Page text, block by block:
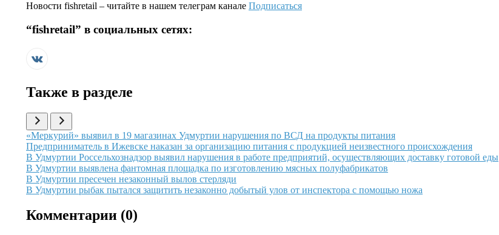
Новости fishretail – читайте в нашем телеграм канале Подписаться
“fishretail” в социальных сетях:
Также в разделе
Иллюстрация новости
«Меркурий» выявил в 19 магазинах Удмуртии нарушения по ВСД на продукты питания
Иллюстрация новости
Предприниматель в Ижевске наказан за организацию питания с продукцией неизвестного происхождения
Иллюстрация новости
В Удмуртии Россельхознадзор выявил нарушения в работе предприятий, осуществляющих доставку готовой еды
Иллюстрация новости
В Удмуртии выявлена фантомная площадка по изготовлению мясных полуфабрикатов
Иллюстрация новости
В Удмуртии пресечен незаконный вылов стерляди
Иллюстрация новости
В Удмуртии рыбак пытался защитить незаконно добытый улов от инспектора с помощью ножа
Комментарии (0)